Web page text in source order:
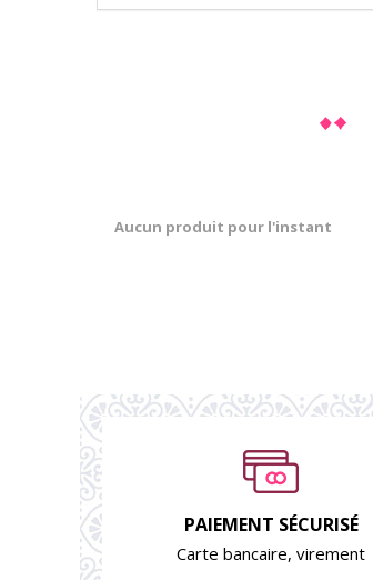
Aucun produit pour l'instant
PAIEMENT SÉCURISÉ
Carte bancaire, virement